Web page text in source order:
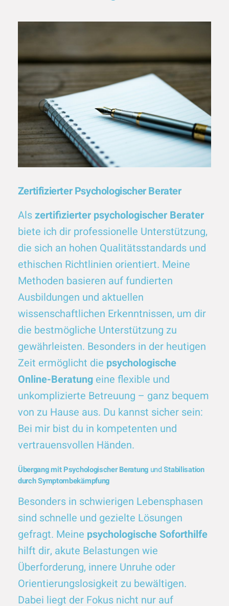
Zertifizierter Psychologischer Berater
Alszertifizierter psychologischer Berater
biete ich dir professionelle Unterstützung,
die sich an hohen Qualitätsstandards und
ethischen Richtlinien orientiert. Meine
Methoden basieren auf fundierten
Ausbildungen und aktuellen
wissenschaftlichen Erkenntnissen, um dir
die bestmögliche Unterstützung zu
gewährleisten. Besonders in der heutigen
Zeit ermöglicht die psychologische
Online-Beratungeine flexible und
unkomplizierte Betreuung – ganz bequem
von zu Hause aus. Du kannst sicher sein:
Bei mir bist du in kompetenten und
vertrauensvollen Händen.
Übergang mit Psychologischer Beratung undStabilisation
durch Symptombekämpfung
Besonders in schwierigen Lebensphasen
sind schnelle und gezielte Lösungen
gefragt. Meine psychologische Soforthilfe
hilft dir, akute Belastungen wie
Überforderung, innere Unruhe oder
Orientierungslosigkeit zu bewältigen.
Dabei liegt der Fokus nicht nur auf